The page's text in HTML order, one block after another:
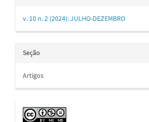
v. 10 n. 2 (2024): JULHO-DEZEMBRO
Seção
Artigos